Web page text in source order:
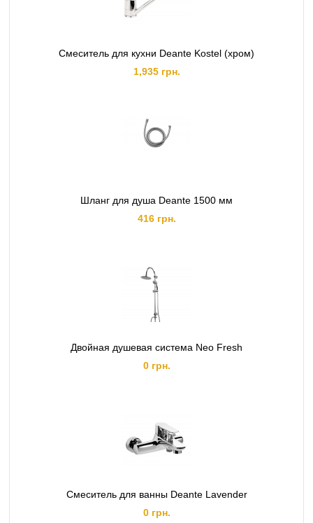
Смеситель для кухни Deante Kostel (хром)
1,935 грн.
Шланг для душа Deante 1500 мм
416 грн.
Двойная душевая система Neo Fresh
0 грн.
Смеситель для ванны Deante Lavender
0 грн.